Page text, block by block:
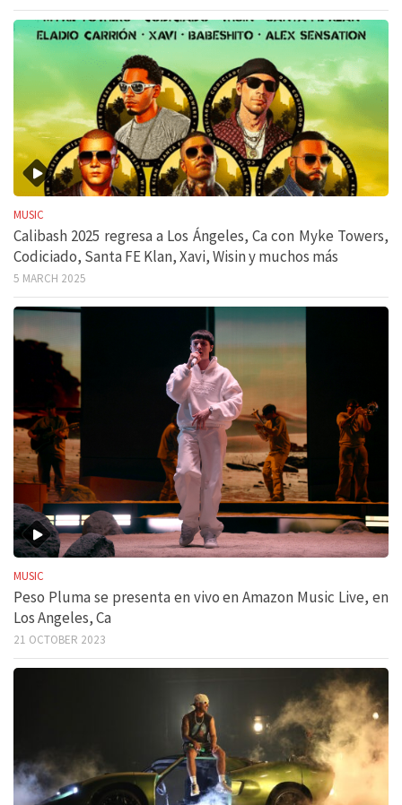
MUSIC
Calibash 2025 regresa a Los Ángeles, Ca con Myke Towers,
Codiciado, Santa FE Klan, Xavi, Wisin y muchos más
5 MARCH 2025
MUSIC
Peso Pluma se presenta en vivo en Amazon Music Live, en
Los Angeles, Ca
21 OCTOBER 2023